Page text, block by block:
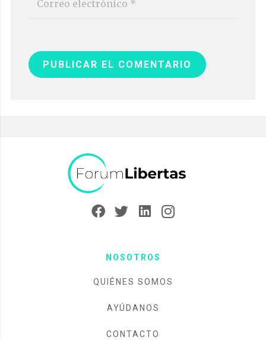
PUBLICAR EL COMENTARIO
NOSOTROS
QUIÉNES SOMOS
AYÚDANOS
CONTACTO